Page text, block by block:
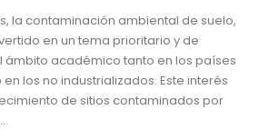
la contaminación ambiental de suelo,
en un tema prioritario y de
ámbito académico tanto en los países
los no industrializados. Este interés
de sitios contaminados por